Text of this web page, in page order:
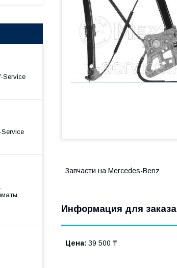
Запчасти на Mercedes-Benz
Информация для заказа
Цена: 39 500 ₸
Service